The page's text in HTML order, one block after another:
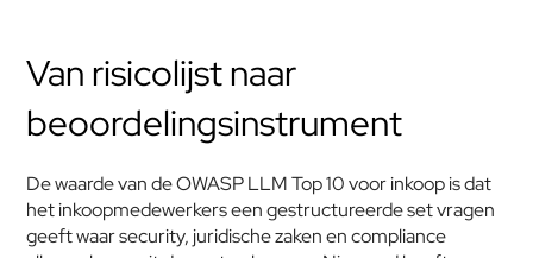
Van risicolijst naar
beoordelingsinstrument
De waarde van de OWASP LLM Top 10 voor inkoop is dat
het inkoopmedewerkers een gestructureerde set vragen
geeft waar security, juridische zaken en compliance